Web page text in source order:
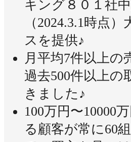
キング８０１社中
（2024.3.1時点
スを提供♪
月平均7件以上の
過去500件以上の
きました♪
100万円〜10000
る顧客が常に60